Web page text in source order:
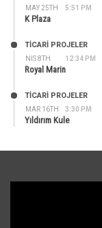
MAY 25TH 5:51 PM
K Plaza
NIS 8TH 12:34 PM
TİCARİ PROJELER
Royal Marin
MAR 16TH 3:30 PM
TİCARİ PROJELER
Yıldırım Kule